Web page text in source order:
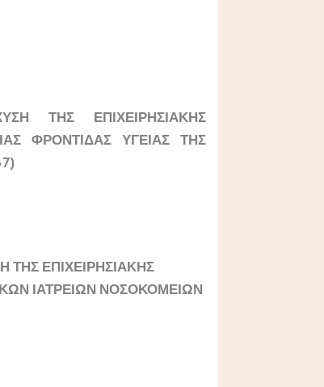
ΤΗΣ ΕΠΙΧΕΙΡΗΣΙΑΚΗΣ
ΦΡΟΝΤΙΔΑΣ ΥΓΕΙΑΣ ΤΗΣ
ΕΠΙΧΕΙΡΗΣΙΑΚΗΣ
ΙΑΤΡΕΙΩΝ ΝΟΣΟΚΟΜΕΙΩΝ